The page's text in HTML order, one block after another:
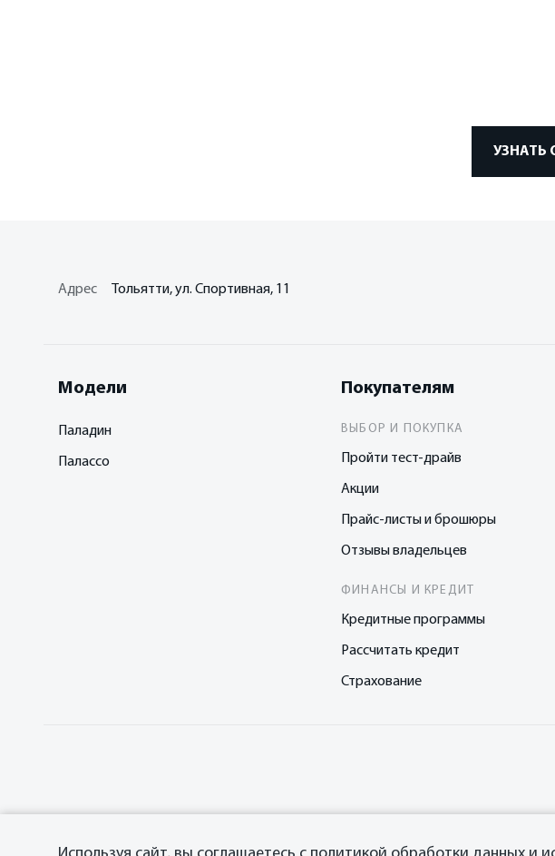
УЗНАТЬ
Адрес Тольятти, ул. Спортивная, 11
Модели
Паладин
Палассо
Покупателям
ВЫБОР И ПОКУПКА
Пройти тест-драйв
Акции
Прайс-листы и брошюры
Отзывы владельцев
ФИНАНСЫ И КРЕДИТ
Кредитные программы
Рассчитать кредит
Страхование